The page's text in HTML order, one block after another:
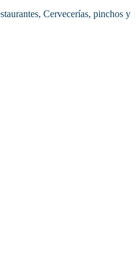
Cervecerías, pinchos y